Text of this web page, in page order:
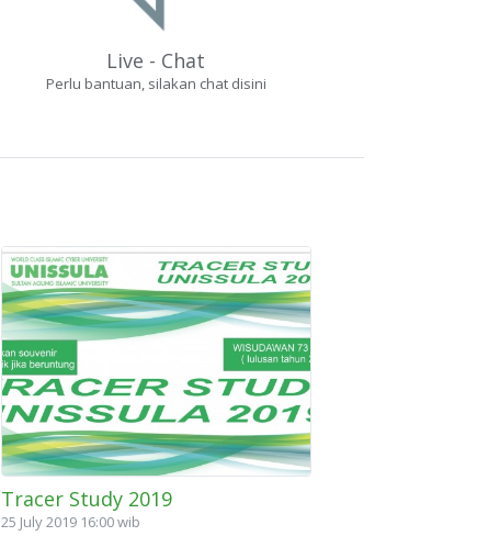
Live - Chat
Perlu bantuan, silakan chat disini
Tracer Study 2019
25 July 2019 16:00 wib